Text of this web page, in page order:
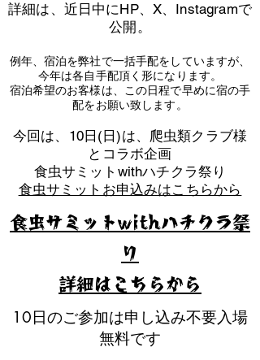
詳細は、近日中にHP、X、Instagramで
公開。
例年、宿泊を弊社で一括手配をしていますが、
今年は各自手配頂く形になります。
​宿泊希望のお客様は、この日程で早めに宿の手
配をお願い致します。
​今回は、10日(日)は、爬虫類クラブ様
とコラボ企画
​食虫サミットwithハチクラ祭り
食虫サミットお申込みはこちらから
10日のご参加は申し込み不要入場
無料です
食虫サミットwithハチクラ祭
り
​詳細はこちらから